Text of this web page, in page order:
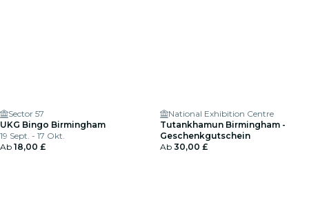
Sector 57
UKG Bingo Birmingham
19 Sept. - 17 Okt.
Ab 18,00 £
National Exhibition Centre
Tutankhamun Birmingham -
Geschenkgutschein
Ab 30,00 £